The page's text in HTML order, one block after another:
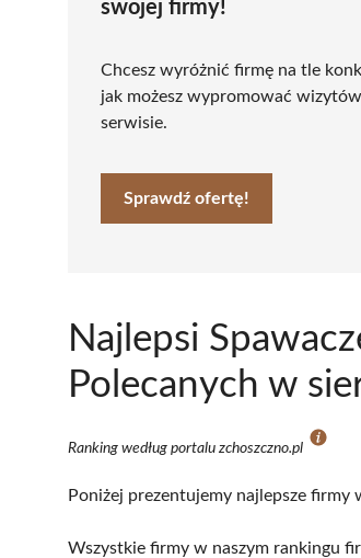
swojej firmy!
Chcesz wyróżnić firmę na tle
jak możesz wypromować
serwisie.
Sprawdź ofertę!
Najlepsi
Polecanych w
Ranking według portalu zchoszczno.pl
Poniżej prezentujemy najlepsze firmy
Wszystkie firmy w naszym rankingu